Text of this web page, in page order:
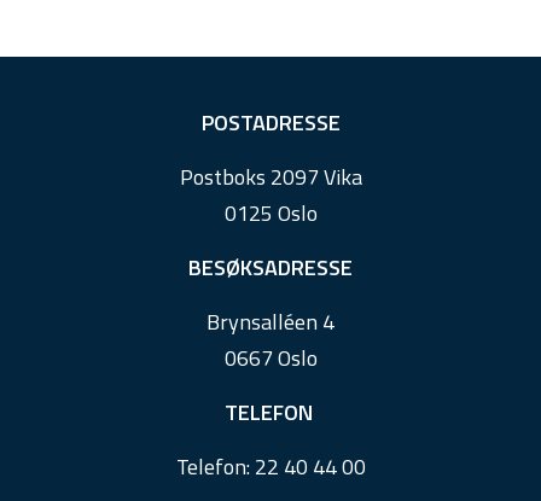
POSTADRESSE
Postboks 2097 Vika
0125 Oslo
BESØKSADRESSE
Brynsalléen 4
0667 Oslo
TELEFON
Telefon:22 40 44 00